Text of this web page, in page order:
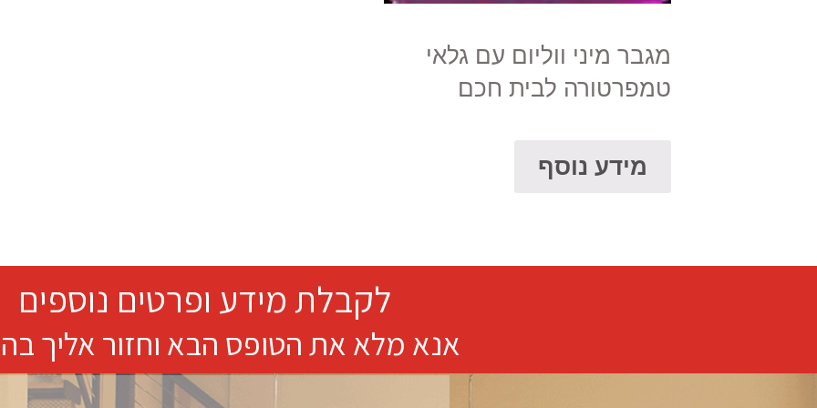
מגבר מיני ווליום עם גלאי
טמפרטורה לבית חכם
מידע נוסף
לקבלת מידע ופרטים נוספים
אנא מלא את הטופס הבא וחזור אליך